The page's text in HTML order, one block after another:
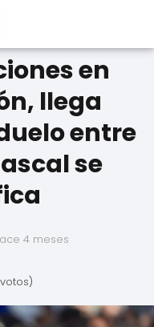
en
llega
entre
se
4 meses